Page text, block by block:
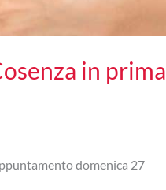
in prima
domenica 27